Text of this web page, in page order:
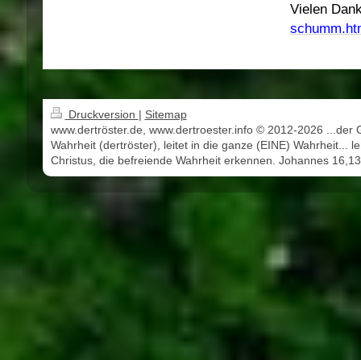
Vielen
Druckversion | Sitemap
www.dertröster.de, www.dertroester.info © 2012-2026 ...der
Wahrheit (dertröster), leitet in die ganze (EINE) Wahrheit...
Christus, die befreiende Wahrheit erkennen. Johannes 16,13